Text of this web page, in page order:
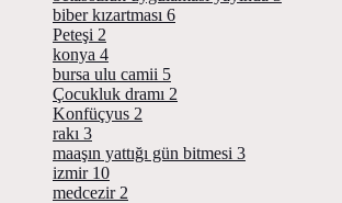
biber kızartması 6
Peteşi 2
konya 4
bursa ulu camii 5
Çocukluk dramı 2
Konfüçyus 2
rakı 3
maaşın yattığı gün bitmesi 3
izmir 10
medcezir 2